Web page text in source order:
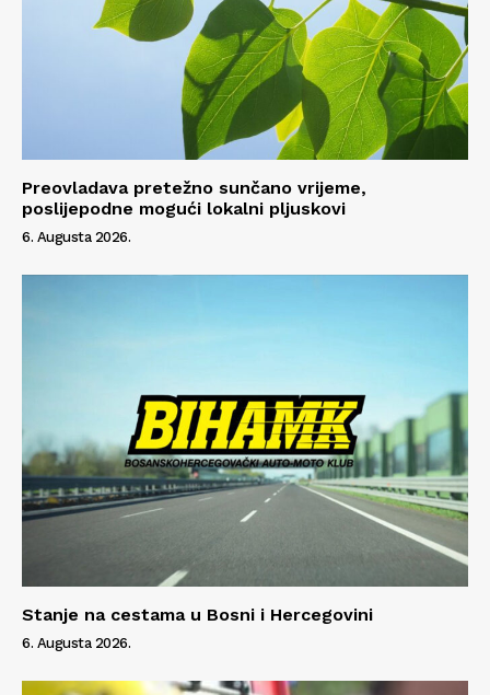
Info
Preovladava pretežno sunčano vrijeme,
poslijepodne mogući lokalni pljuskovi
6. Augusta 2026.
Stanje na cestama u Bosni i Hercegovini
6. Augusta 2026.